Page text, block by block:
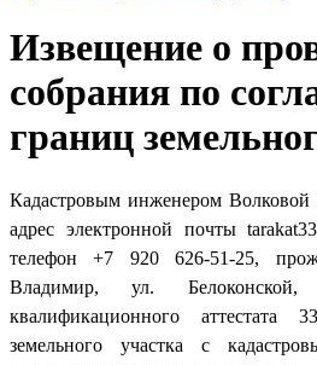
Извещение о
собрания по
границ
Кадастровым инженером Волковой
адрес электронной почты
телефон +7 920 626-51-25,
Владимир, ул.
квалификационного аттестата
земельного участка с